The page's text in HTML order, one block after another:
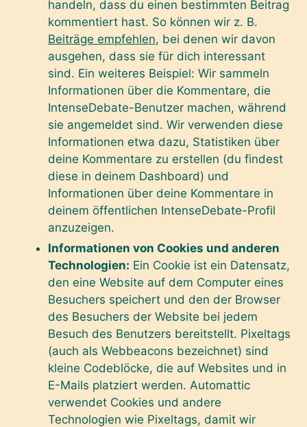
handeln, dass du einen bestimmten Beitrag
kommentiert hast. So können wir z. B.
Beiträge empfehlen, bei denen wir davon
ausgehen, dass sie für dich interessant
sind. Ein weiteres Beispiel: Wir sammeln
Informationen über die Kommentare, die
IntenseDebate-Benutzer machen, während
sie angemeldet sind. Wir verwenden diese
Informationen etwa dazu, Statistiken über
deine Kommentare zu erstellen (du findest
diese in deinem Dashboard) und
Informationen über deine Kommentare in
deinem öffentlichen IntenseDebate-Profil
anzuzeigen.
Informationen von Cookies und anderen
Technologien: Ein Cookie ist ein Datensatz,
den eine Website auf dem Computer eines
Besuchers speichert und den der Browser
des Besuchers der Website bei jedem
Besuch des Benutzers bereitstellt. Pixeltags
(auch als Webbeacons bezeichnet) sind
kleine Codeblöcke, die auf Websites und in
E-Mails platziert werden. Automattic
verwendet Cookies und andere
Technologien wie Pixeltags, damit wir